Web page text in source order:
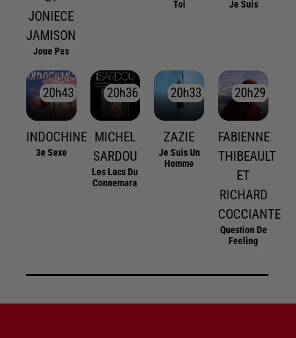
JONIECE
JAMISON
Joue Pas
Toi
Je Suis
20h43
20h43
INDOCHINE
3e Sexe
20h36
20h36
MICHEL
SARDOU
Les Lacs Du
Connemara
20h33
20h33
ZAZIE
Je Suis Un
Homme
20h29
20h29
FABIENNE
THIBEAULT
ET
RICHARD
COCCIANTE
Question De
Feeling